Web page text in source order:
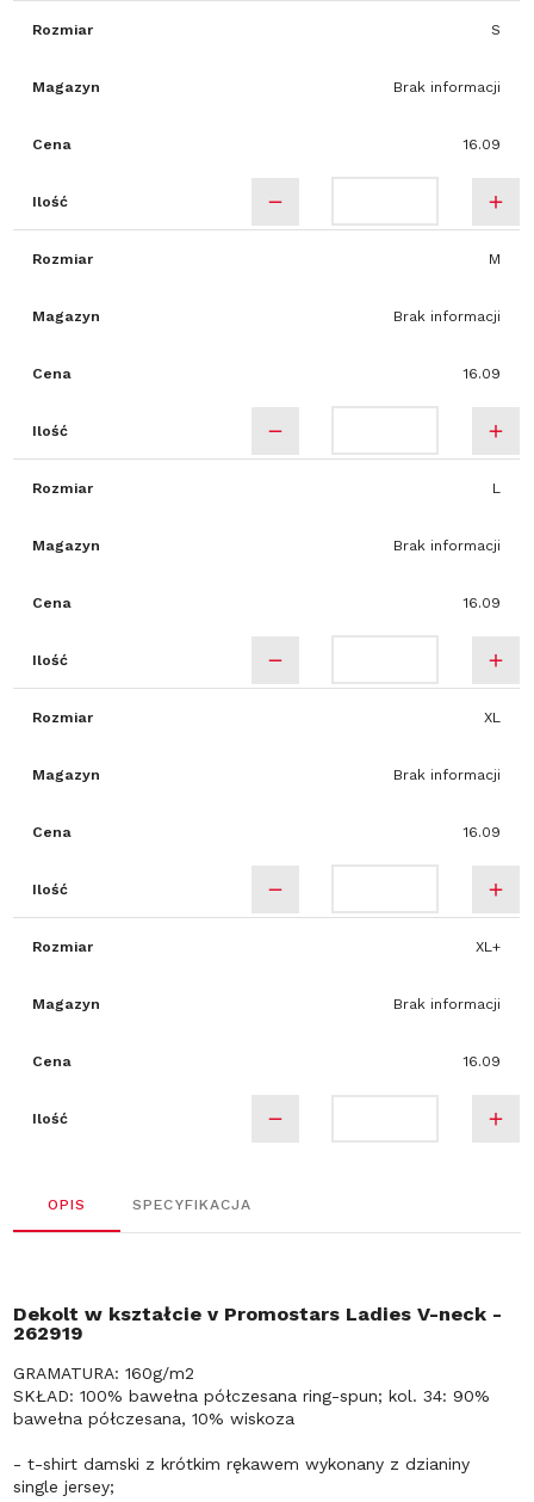
Rozmiar S
Magazyn Brak informacji
Cena 16.09
Ilość
Rozmiar M
Magazyn Brak informacji
Cena 16.09
Ilość
Rozmiar L
Magazyn Brak informacji
Cena 16.09
Ilość
Rozmiar XL
Magazyn Brak informacji
Cena 16.09
Ilość
Rozmiar XL+
Magazyn Brak informacji
Cena 16.09
Ilość
OPIS SPECYFIKACJA
Dekolt w kształcie v Promostars Ladies V-neck -
262919
GRAMATURA: 160g/m2
SKŁAD: 100% bawełna półczesana ring-spun; kol. 34: 90%
bawełna półczesana, 10% wiskoza
- t-shirt damski z krótkim rękawem wykonany z dzianiny
single jersey;